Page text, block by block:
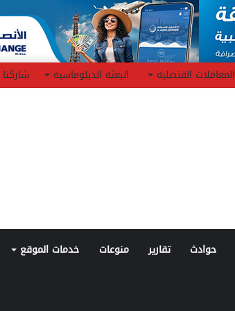
المعاملات القنصليه البعثه الدبلوماسيه شاركنا
حوادث تقارير منوعات خدمات الموقع